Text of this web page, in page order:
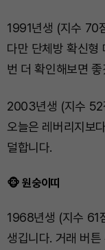
1991년생 (지수 70
다만 단체방 확신형
번 더 확인해보면 좋
2003년생 (지수 52
오늘은 레버리지보
덜합니다.
🐵 원숭이띠
1968년생 (지수 61
생깁니다. 거래 버